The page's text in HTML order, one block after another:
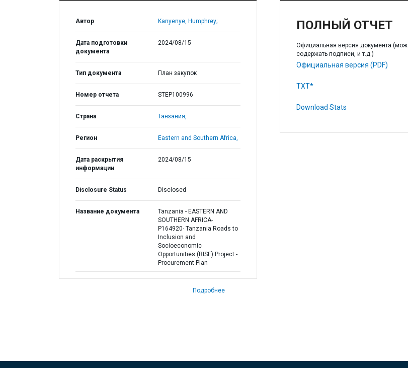
Автор Kanyenye, Humphrey;
Дата подготовки
документа
2024/08/15
Тип документа План закупок
Номер отчета STEP100996
Страна Танзания,
Регион Eastern and Southern Africa,
Дата раскрытия
информации
2024/08/15
Disclosure Status Disclosed
Название документа
Tanzania - EASTERN AND
SOUTHERN AFRICA-
P164920- Tanzania Roads to
Inclusion and
Socioeconomic
Opportunities (RISE) Project -
Procurement Plan
Подробнее
ПОЛНЫЙ ОТЧЕТ
Официальная версия документа
содержать подписи, и т.д.)
Официальная версия (PDF)
TXT*
Download Stats